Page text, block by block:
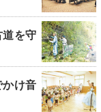
を守
け音